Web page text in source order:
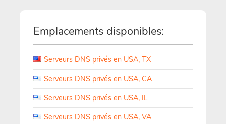
Emplacements disponibles:
Serveurs DNS privés en USA, TX
Serveurs DNS privés en USA, CA
Serveurs DNS privés en USA, IL
Serveurs DNS privés en USA, VA